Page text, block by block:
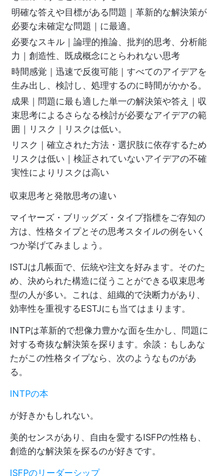
明確な答えや目標がある問題｜革新的な解決策が
必要な未確定な問題｜に最適。
必要なスキル｜論理的推論、批判的思考、分析能
力｜創造性、既成概念にとらわれない思考
時間感覚｜迅速で反復可能｜すべてのアイデアを
生み出し、検討し、処理するのに時間がかかる。
成果｜問題に最も適した単一の解決策や答え｜収
束思考によるさらなる検討が必要なアイデアの範
囲｜リスク｜リスクは低い。
リスク｜確立された方法・選択肢に依存するため
リスクは低い｜検証されていないアイデアの不確
実性によりリスクは高い
収束思考と発散思考の違い
マイヤーズ・ブリッグズ・タイプ指標をご存知の
方は、性格タイプとその思考スタイルの例をいく
つか挙げてみましょう。
ISTJは几帳面で、伝統や注文を好みます。そのた
め、決められた構造に従うことができる収束思考
型の人が多い。これは、組織的で決断力があり、
効率性を重視するESTJにも当てはまります。
INTPは革新的で想像力豊かな面を生かし、問題に
対する奇抜な解決策を探ります。余談：もしあな
たがこの性格タイプなら、次のようなものがあ
る。
INTPの本
が好きかもしれない。
美的センスがあり、自由を愛するISFPの性格も、
創造的な解決策を探るのが好きです。
ISFPのリーダーシップ